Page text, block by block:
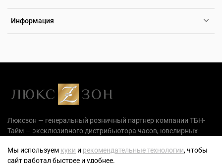
Информация
Люксзон — генеральный розничный партнер компании ТБН-
Тайм — эксклюзивного дистрибьютора часов, ювелирных
Мы используем куки и рекомендательные технологии, чтобы
сайт работал быстрее и удобнее.